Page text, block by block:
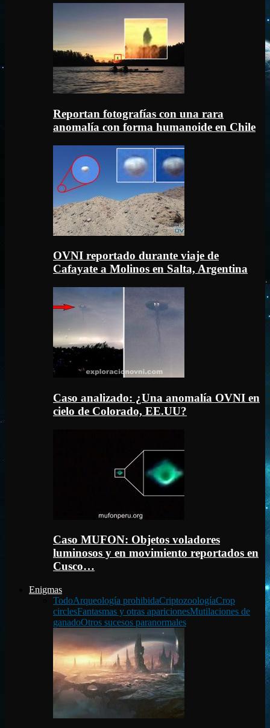
Reportan fotografías con una rara
anomalía con forma humanoide en Chile
OVNI reportado durante viaje de
Cafayate a Molinos en Salta, Argentina
Caso analizado: ¿Una anomalía OVNI en
cielo de Colorado, EE.UU?
Caso MUFON: Objetos voladores
luminosos y en movimiento reportados en
Cusco…
Enigmas
TodoArqueología prohibidaCriptozoologíaCrop
circlesFantasmas y otras aparicionesMutilaciones de
ganadoOtros sucesos paranormales